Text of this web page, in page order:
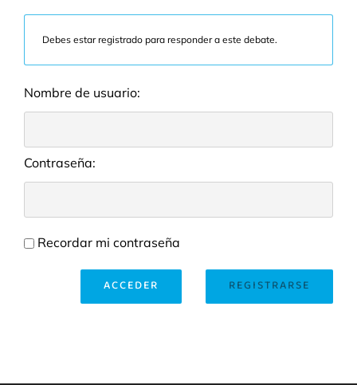
Debes estar registrado para responder a este debate.
Nombre de usuario:
Contraseña:
Recordar mi contraseña
REGISTRARSE
ACCEDER